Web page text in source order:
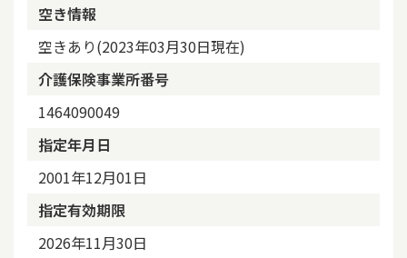
空き情報
空きあり(2023年03月30日現在)
介護保険事業所番号
1464090049
指定年月日
2001年12月01日
指定有効期限
2026年11月30日